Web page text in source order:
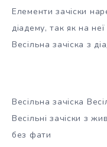
Елементи зачіски
діадему, так як на
Весільна зачіска з
Весільна зачіска
Весільні зачіски з
без фати